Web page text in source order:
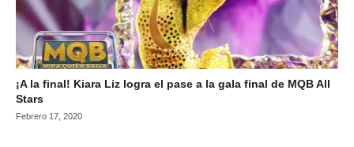
¡A la final! Kiara Liz logra el pase a la gala final de MQB All
Stars
Febrero 17, 2020